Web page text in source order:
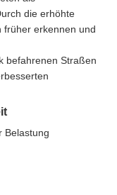
die erhöhte
früher erkennen und
befahrenen Straßen
Belastung